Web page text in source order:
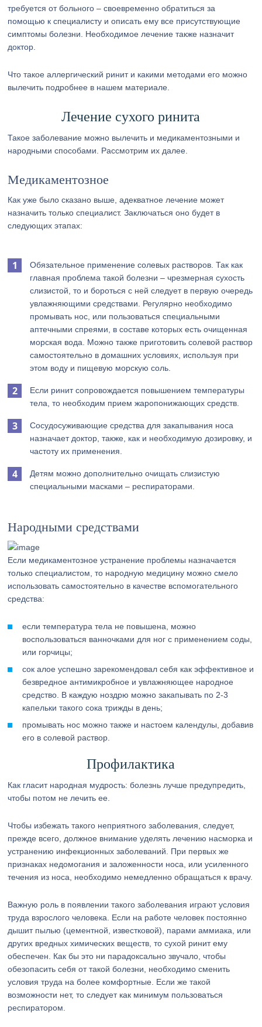
требуется от больного – своевременно обратиться за
помощью к специалисту и описать ему все присутствующие
симптомы болезни. Необходимое лечение также назначит
доктор.
Что такое аллергический ринит и какими методами его можно
вылечить подробнее в нашем материале.
Лечение сухого ринита
Такое заболевание можно вылечить и медикаментозными и
народными способами. Рассмотрим их далее.
Медикаментозное
Как уже было сказано выше, адекватное лечение может
назначить только специалист. Заключаться оно будет в
следующих этапах:
Обязательное применение солевых растворов. Так как
главная проблема такой болезни – чрезмерная сухость
слизистой, то и бороться с ней следует в первую очередь
увлажняющими средствами. Регулярно необходимо
промывать нос, или пользоваться специальными
аптечными спреями, в составе которых есть очищенная
морская вода. Можно также приготовить солевой раствор
самостоятельно в домашних условиях, используя при
этом воду и пищевую морскую соль.
Если ринит сопровождается повышением температуры
тела, то необходим прием жаропонижающих средств.
Сосудосуживающие средства для закапывания носа
назначает доктор, также, как и необходимую дозировку, и
частоту их применения.
Детям можно дополнительно очищать слизистую
специальными масками – респираторами.
Народными средствами
Если медикаментозное устранение проблемы назначается
только специалистом, то народную медицину можно смело
использовать самостоятельно в качестве вспомогательного
средства:
если температура тела не повышена, можно
воспользоваться ванночками для ног с применением соды,
или горчицы;
сок алое успешно зарекомендовал себя как эффективное и
безвредное антимикробное и увлажняющее народное
средство. В каждую ноздрю можно закапывать по 2-3
капельки такого сока трижды в день;
промывать нос можно также и настоем календулы, добавив
его в солевой раствор.
Профилактика
Как гласит народная мудрость: болезнь лучше предупредить,
чтобы потом не лечить ее.
Чтобы избежать такого неприятного заболевания, следует,
прежде всего, должное внимание уделять лечению насморка и
устранению инфекционных заболеваний. При первых же
признаках недомогания и заложенности носа, или усиленного
течения из носа, необходимо немедленно обращаться к врачу.
Важную роль в появлении такого заболевания играют условия
труда взрослого человека. Если на работе человек постоянно
дышит пылью (цементной, известковой), парами аммиака, или
других вредных химических веществ, то сухой ринит ему
обеспечен. Как бы это ни парадоксально звучало, чтобы
обезопасить себя от такой болезни, необходимо сменить
условия труда на более комфортные. Если же такой
возможности нет, то следует как минимум пользоваться
респиратором.